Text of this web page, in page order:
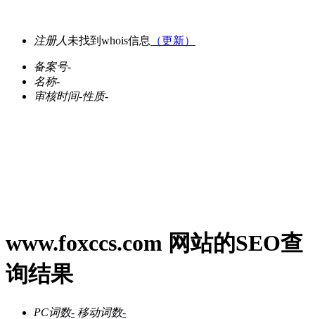
注册人 未找到whois信息 （更新）
备案号-
名称-
审核时间-性质-
www.foxccs.com 网站的SEO查
询结果
PC词数- 移动词数-